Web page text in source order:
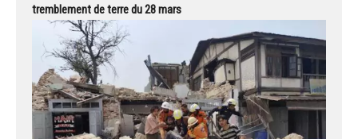
tremblement de terre du 28 mars